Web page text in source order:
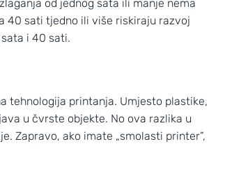
od jednog sata ili manje nema
40 sati tjedno ili više riskiraju razvoj
i 40 sati.
tehnologija printanja. Umjesto plastike,
u čvrste objekte. No ova razlika u
Zapravo, ako imate „smolasti printer”,